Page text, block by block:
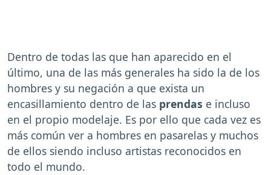
Dentro de todas las que han aparecido en el
último, una de las más generales ha sido la de los
hombres y su negación a que exista un
encasillamiento dentro de las prendas e incluso
en el propio modelaje. Es por ello que cada vez es
más común ver a hombres en pasarelas y muchos
de ellos siendo incluso artistas reconocidos en
todo el mundo.